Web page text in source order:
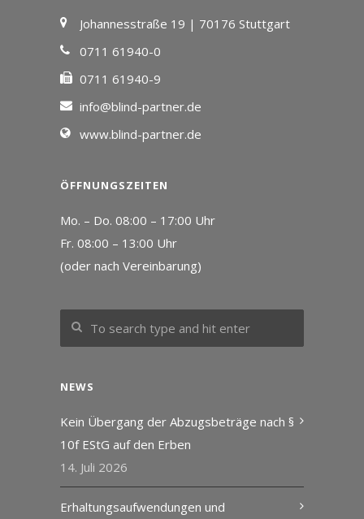
Johannesstraße 19 | 70176 Stuttgart
0711 61940-0
0711 61940-9
info@blind-partner.de
www.blind-partner.de
ÖFFNUNGSZEITEN
Mo. – Do. 08:00 – 17:00 Uhr
Fr. 08:00 – 13:00 Uhr
(oder nach Vereinbarung)
NEWS
Kein Übergang der Abzugsbeträge nach §
10f EStG auf den Erben
14. Juli 2026
Erhaltungsaufwendungen und